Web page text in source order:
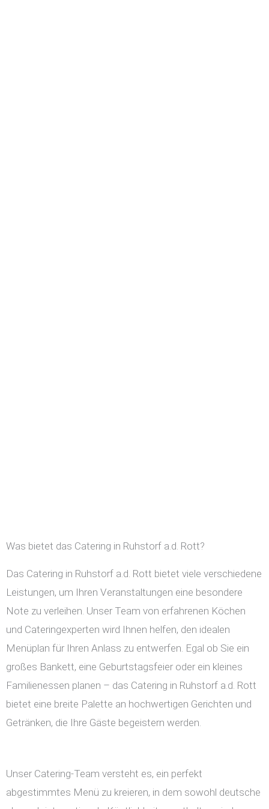
Was bietet das Catering in Ruhstorf a.d. Rott?
Das Catering in Ruhstorf a.d. Rott bietet viele verschiedene
Leistungen, um Ihren Veranstaltungen eine besondere
Note zu verleihen. Unser Team von erfahrenen Köchen
und Cateringexperten wird Ihnen helfen, den idealen
Menüplan für Ihren Anlass zu entwerfen. Egal ob Sie ein
großes Bankett, eine Geburtstagsfeier oder ein kleines
Familienessen planen – das Catering in Ruhstorf a.d. Rott
bietet eine breite Palette an hochwertigen Gerichten und
Getränken, die Ihre Gäste begeistern werden.
Unser Catering-Team versteht es, ein perfekt
abgestimmtes Menü zu kreieren, in dem sowohl deutsche